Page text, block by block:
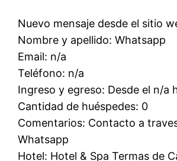
Nuevo mensaje desde el sitio
Nombre y apellido: Whatsapp
Email: n/a
Teléfono: n/a
Ingreso y egreso: Desde el n/a
Cantidad de huéspedes: 0
Comentarios: Contacto a
Whatsapp
Hotel: Hotel & Spa Termas de